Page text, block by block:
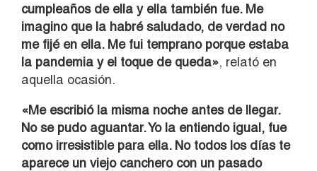
cumpleaños de ella y ella también fue. Me
imagino que la habré saludado, de verdad no
me fijé en ella. Me fui temprano porque estaba
la pandemia y el toque de queda», relató en
aquella ocasión.
«Me escribió la misma noche antes de llegar.
No se pudo aguantar. Yo la entiendo igual, fue
como irresistible para ella. No todos los días te
aparece un viejo canchero con un pasado